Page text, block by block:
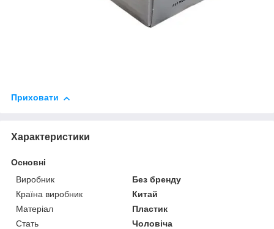
Приховати
Характеристики
Основні
Виробник
Без бренду
Країна виробник
Китай
Матеріал
Пластик
Стать
Чоловіча